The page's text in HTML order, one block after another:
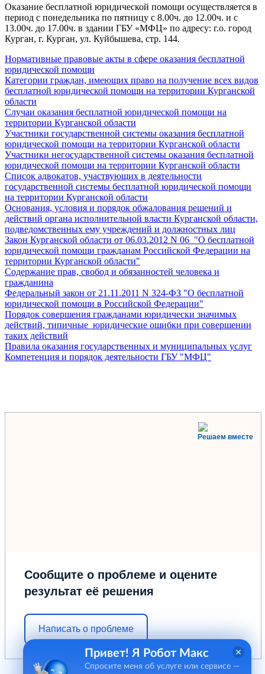
Оказание бесплатной юридической помощи осуществляется в
период с понедельника по пятницу с 8.00ч. до 12.00ч. и с
13.00ч. до 17.00ч. в здании ГБУ «МФЦ» по адресу: г.о. город
Курган, г. Курган, ул. Куйбышева, стр. 144.
Нормативные правовые акты в сфере оказания бесплатной
юридической помощи
Категории граждан, имеющих право на получение всех видов
бесплатной юридической помощи на территории Курганской
области
Случаи оказания бесплатной юридической помощи на
территории Курганской области
Участники государственной системы оказания бесплатной
юридической помощи на территории Курганской области
Участники негосударственной системы оказания бесплатной
юридической помощи на территории Курганской области
Список адвокатов, участвующих в деятельности
государственной системы бесплатной юридической помощи
на территории Курганской области
Основания, условия и порядок обжалования решений и
действий органа исполнительной власти Курганской области,
подведомственных ему учреждений и должностных лиц
Закон Курганской области от 06.03.2012 N 06 "О бесплатной
юридической помощи гражданам Российской Федерации на
территории Курганской области"
Содержание прав, свобод и обязанностей человека и
гражданина
Федеральный закон от 21.11.2011 N 324-ФЗ "О бесплатной
юридической помощи в Российской Федерации"
Порядок совершения гражданами юридически значимых
действий, типичные юридические ошибки при совершении
таких действий
Правила оказания государственных и муниципальных услуг
Компетенция и порядок деятельности ГБУ "МФЦ"
Решаем вместе
Сообщите о проблеме и оцените
результат её решения
Написать о проблеме
Привет! Я Робот Макс
Спросите меня об услуге или сервисе —